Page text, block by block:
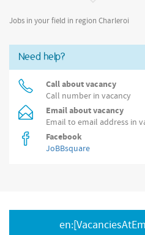
Jobs in your field in region Charleroi
Need help?
Call about vacancy
Call number in vacancy
Email about vacancy
Email to email address in
Facebook
JoBBsquare